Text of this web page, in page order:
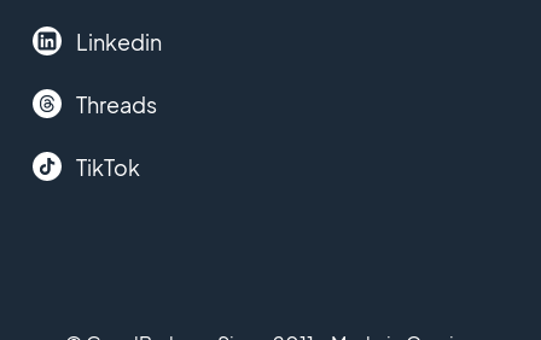
Linkedin
Threads
TikTok